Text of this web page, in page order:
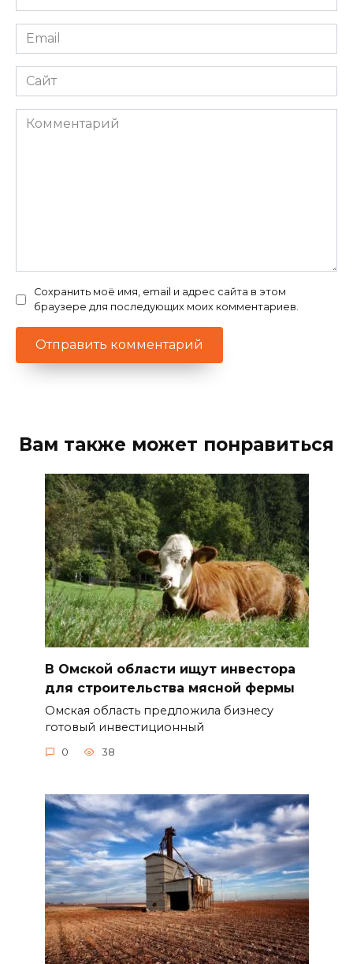
*
Email
*
Сайт
Комментарий
Сохранить моё имя, email и адрес сайта в этом
браузере для последующих моих комментариев.
Вам также может понравиться
В Омской области ищут инвестора
для строительства мясной фермы
Омская область предложила бизнесу
готовый инвестиционный
0 38